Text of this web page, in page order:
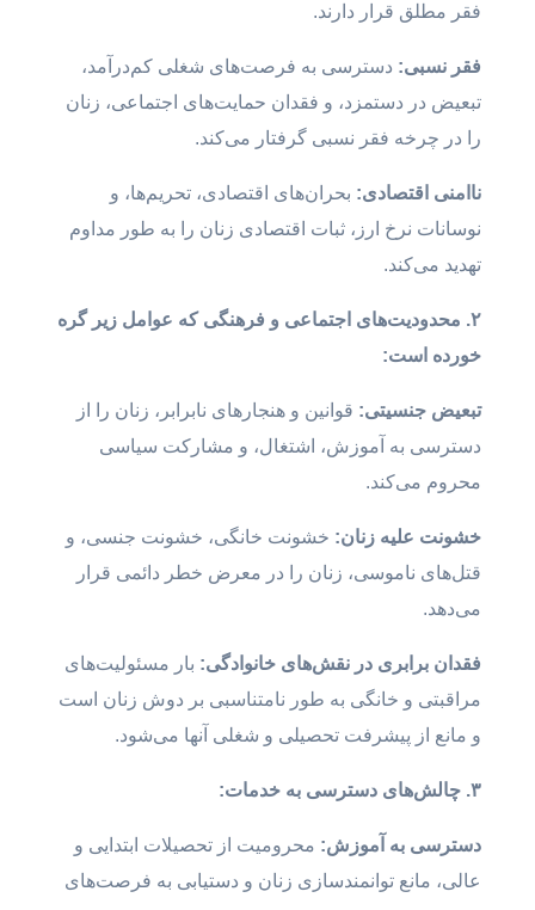
فقر مطلق قرار دارند.
فقر نسبی: دسترسی به فرصت‌های شغلی کم‌درآمد،
تبعیض در دستمزد، و فقدان حمایت‌های اجتماعی، زنان
را در چرخه فقر نسبی گرفتار می‌کند.
ناامنی اقتصادی: بحران‌های اقتصادی، تحریم‌ها، و
نوسانات نرخ ارز، ثبات اقتصادی زنان را به طور مداوم
تهدید می‌کند.
۲. محدودیت‌های اجتماعی و فرهنگی که عوامل زیر گره
خورده است:
تبعیض جنسیتی: قوانین و هنجارهای نابرابر، زنان را از
دسترسی به آموزش، اشتغال، و مشارکت سیاسی
محروم می‌کند.
خشونت علیه زنان: خشونت خانگی، خشونت جنسی، و
قتل‌های ناموسی، زنان را در معرض خطر دائمی قرار
می‌دهد.
فقدان برابری در نقش‌های خانوادگی: بار مسئولیت‌های
مراقبتی و خانگی به طور نامتناسبی بر دوش زنان است
و مانع از پیشرفت تحصیلی و شغلی آنها می‌شود.
۳. چالش‌های دسترسی به خدمات:
دسترسی به آموزش: محرومیت از تحصیلات ابتدایی و
عالی، مانع توانمندسازی زنان و دستیابی به فرصت‌های